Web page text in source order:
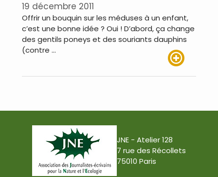
19 décembre 2011
Offrir un bouquin sur les méduses à un enfant,
c’est une bonne idée ? Oui ! D’abord, ça change
des gentils poneys et des souriants dauphins
(contre …
JNE - Atelier 128
7 rue des Récollets
75010 Paris